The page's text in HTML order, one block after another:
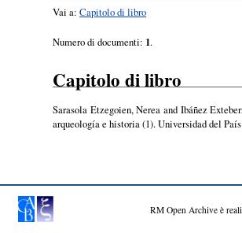
Vai a:Capitolo di libro
Numero di documenti: 1.
Capitolo di libro
Sarasola Etzegoien, Nerea and Ibáñez
arqueología e historia (1). Universidad del
RM Open Archive è